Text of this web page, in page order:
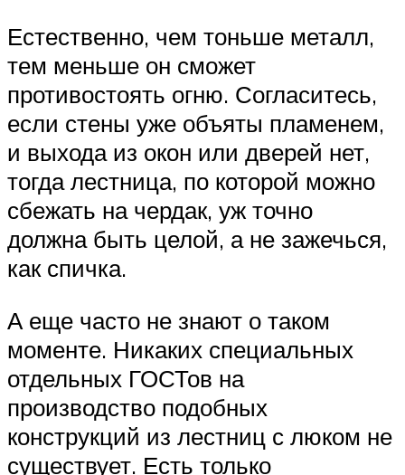
Естественно, чем тоньше металл,
тем меньше он сможет
противостоять огню. Согласитесь,
если стены уже объяты пламенем,
и выхода из окон или дверей нет,
тогда лестница, по которой можно
сбежать на чердак, уж точно
должна быть целой, а не зажечься,
как спичка.
А еще часто не знают о таком
моменте. Никаких специальных
отдельных ГОСТов на
производство подобных
конструкций из лестниц с люком не
существует. Есть только